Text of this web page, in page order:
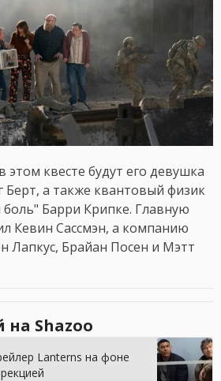
квесте будут его девушка
Берт, а также квантовый физик
боль" Барри Крипке. Главную
Кевин Сассмэн, а компанию
Лапкус, Брайан Посен и Мэтт
на Shazoo
Lanterns на фоне